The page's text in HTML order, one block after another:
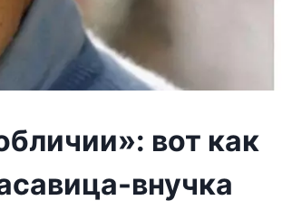
вот как
внучка